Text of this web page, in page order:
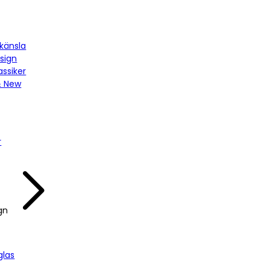
New